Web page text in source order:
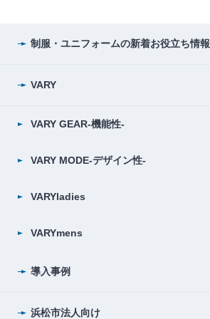
制服・ユニフォームの新着お役立ち情報
VARY
VARY GEAR-機能性-
VARY MODE-デザイン性-
VARYladies
VARYmens
導入事例
浜松市法人向け